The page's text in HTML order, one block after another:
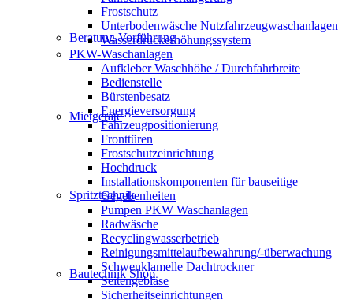
Beratung Vorführung
Mietgeräte
Spritztechnik
Bautechnik Shop
Frostschutz
Unterbodenwäsche Nutzfahrzeugwaschanlagen
Wasserdruckerhöhungssystem
PKW-Waschanlagen
Aufkleber Waschhöhe / Durchfahrbreite
Bedienstelle
Bürstenbesatz
Energieversorgung
Fahrzeugpositionierung
Fronttüren
Frostschutzeinrichtung
Hochdruck
Installationskomponenten für bauseitige
Gegebenheiten
Pumpen PKW Waschanlagen
Radwäsche
Recyclingwasserbetrieb
Reinigungsmittelaufbewahrung/-überwachung
Schwenklamelle Dachtrockner
Seitengebläse
Sicherheitseinrichtungen